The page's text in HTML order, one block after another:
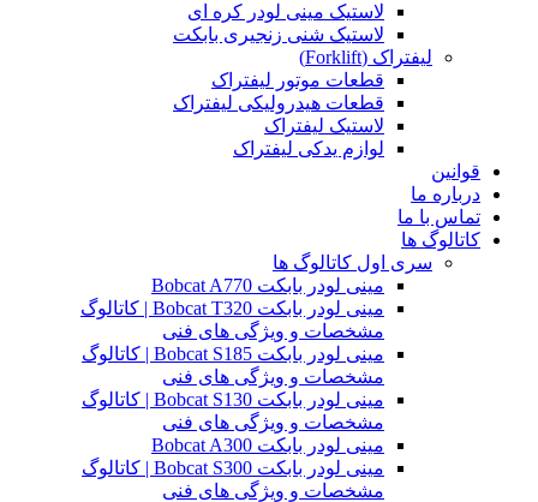
لاستیک مینی لودر کره ای
لاستیک شنی زنجیری بابکت
لیفتراک (Forklift)
قطعات موتور لیفتراک
قطعات هیدرولیکی لیفتراک
لاستیک لیفتراک
لوازم یدکی لیفتراک
قوانین
درباره ما
تماس با ما
کاتالوگ ها
سری اول کاتالوگ ها
مینی لودر بابکت Bobcat A770
مینی لودر بابکت Bobcat T320 | کاتالوگ
مشخصات و ویژگی های فنی
مینی لودر بابکت Bobcat S185 | کاتالوگ
مشخصات و ویژگی های فنی
مینی لودر بابکت Bobcat S130 | کاتالوگ
مشخصات و ویژگی های فنی
مینی لودر بابکت Bobcat A300
مینی لودر بابکت Bobcat S300 | کاتالوگ
مشخصات و ویژگی های فنی